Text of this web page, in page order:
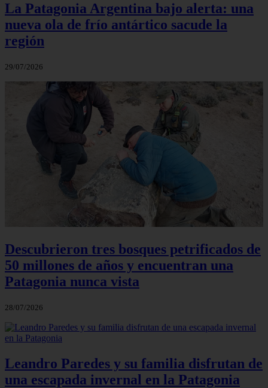
La Patagonia Argentina bajo alerta: una
nueva ola de frío antártico sacude la
región
29/07/2026
Descubrieron tres bosques petrificados de
50 millones de años y encuentran una
Patagonia nunca vista
28/07/2026
Leandro Paredes y su familia disfrutan de
una escapada invernal en la Patagonia